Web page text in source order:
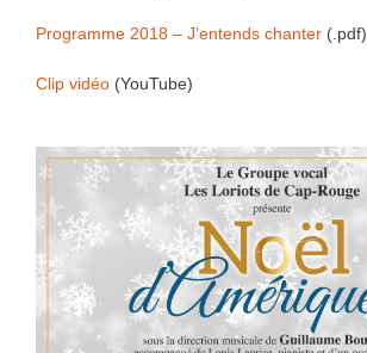
Programme 2018 – J’entends chanter (.pdf)
Clip vidéo (YouTube)